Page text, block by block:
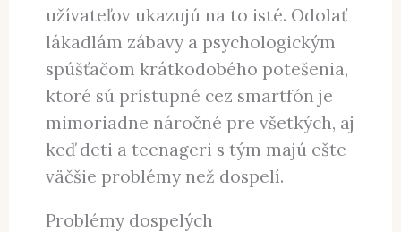
užívateľov ukazujú na to isté. Odolať
lákadlám zábavy a psychologickým
spúšťačom krátkodobého potešenia,
ktoré sú prístupné cez smartfón je
mimoriadne náročné pre všetkých, aj
keď deti a teenageri s tým majú ešte
väčšie problémy než dospelí.
Problémy dospelých